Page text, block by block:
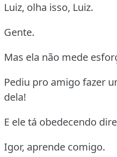
Luiz, olha isso, Luiz.
Gente.
Mas ela não mede
Pediu pro amigo fazer
dela!
E ele tá obedecendo
Igor, aprende comigo.